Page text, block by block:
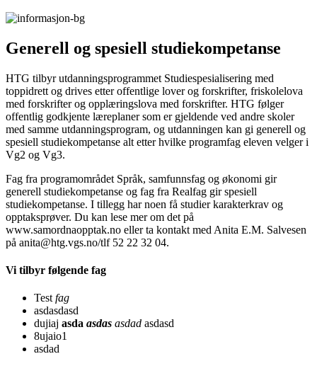
Generell og spesiell studiekompetanse
HTG tilbyr utdanningsprogrammet Studiespesialisering med
toppidrett og drives etter offentlige lover og forskrifter, friskolelova
med forskrifter og opplæringslova med forskrifter. HTG følger
offentlig godkjente læreplaner som er gjeldende ved andre skoler
med samme utdanningsprogram, og utdanningen kan gi generell og
spesiell studiekompetanse alt etter hvilke programfag eleven velger i
Vg2 og Vg3.
Fag fra programområdet Språk, samfunnsfag og økonomi gir
generell studiekompetanse og fag fra Realfag gir spesiell
studiekompetanse. I tillegg har noen få studier karakterkrav og
opptaksprøver. Du kan lese mer om det på
www.samordnaopptak.no eller ta kontakt med Anita E.M. Salvesen
på anita@htg.vgs.no/tlf 52 22 32 04.
Vi tilbyr følgende fag
Test fag
asdasdasd
dujiaj asda asdas asdad asdasd
8ujaio1
asdad